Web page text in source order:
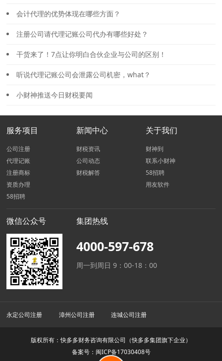
会计代理的优势体现在哪些方面？
注册公司请代理记账公司代办有哪些好处？
干货来了！7点让你明白合伙企业与公司的区别！
听说代理记账公司会泄露公司机密，what？
小财神推送今日财税要闻
服务项目
公司注册
代理记账
注册商标
资质办理
58招聘
新闻中心
财税资讯
公司动态
财税解答
关于我们
财神到
联系小财神
58招聘
用友软件
微信公众号 集团热线
4000-597-678
周一到周日 9：00-18：00
永定公司注册 漳州公司注册 连城公司注册
版权所有：快多多财务咨询有限公司（快多多集团旗下企业）
备案号：闽ICP备17030408号